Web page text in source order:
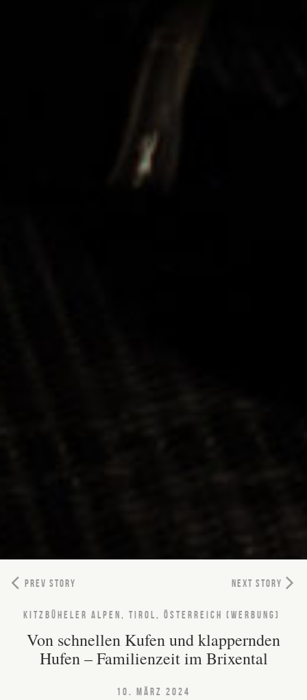
PREV STORY NEXT STORY
KITZBÜHELER ALPEN, TIROL, ÖSTERREICH (WERBUNG)
Von schnellen Kufen und klappernden
Hufen – Familienzeit im Brixental
10. MÄRZ 2024